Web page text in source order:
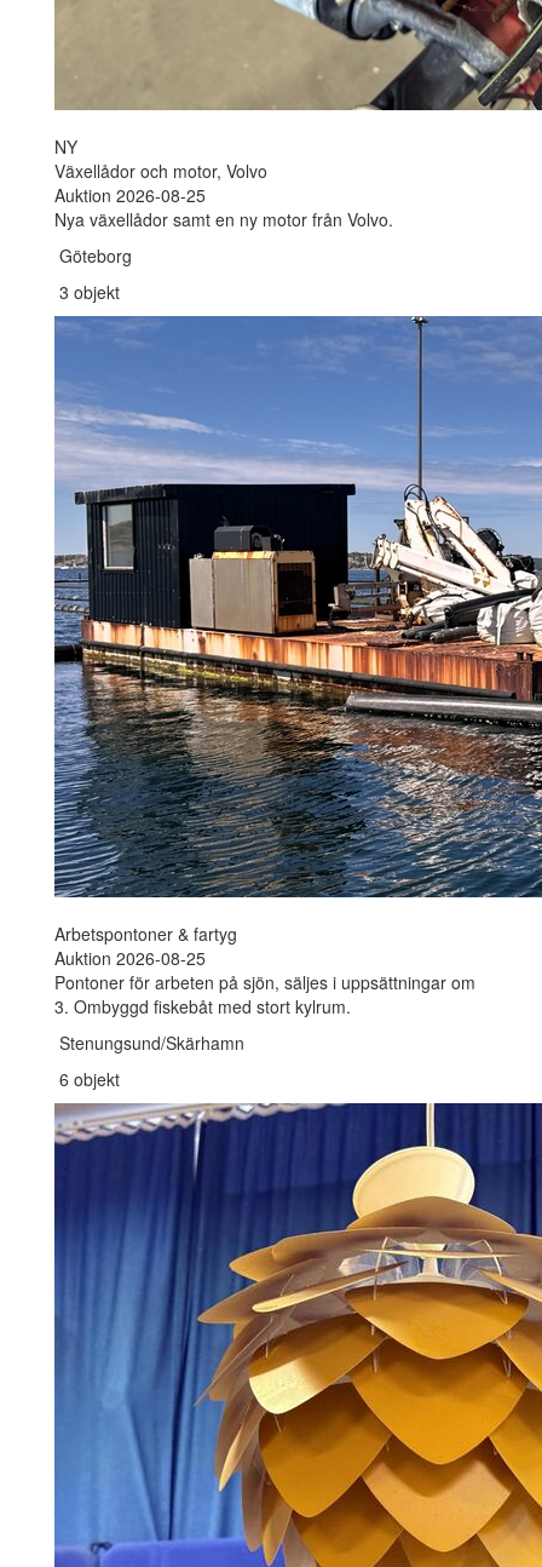
NY
Växellådor och motor, Volvo
Auktion 2026-08-25
Nya växellådor samt en ny motor från Volvo.
Göteborg
3 objekt
Arbetspontoner & fartyg
Auktion 2026-08-25
Pontoner för arbeten på sjön, säljes i uppsättningar om
3. Ombyggd fiskebåt med stort kylrum.
Stenungsund/Skärhamn
6 objekt